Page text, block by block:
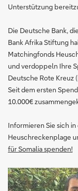
Unterstützung
Die Deutsche Bank,
Bank Afrika Stiftung
Matchingfonds
und verdoppeln Ihre
Deutsche Rote Kreuz
Seit dem ersten
10.000€
Informieren Sie sich
Heuschreckenplage
für Somalia spenden!